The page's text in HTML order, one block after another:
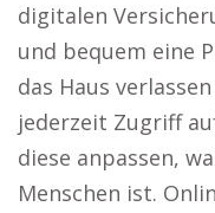
digitalen
und bequem eine
das Haus
jederzeit Zugriff
diese anpassen,
Menschen ist.